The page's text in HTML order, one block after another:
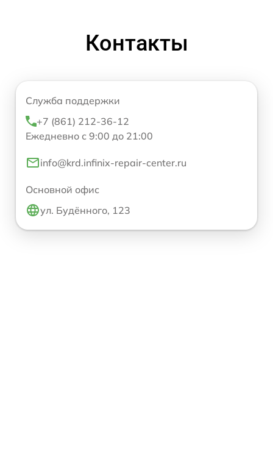
Контакты
Служба поддержки
+7 (861) 212-36-12
Ежедневно с 9:00 до 21:00
info@krd.infinix-repair-center.ru
Основной офис
ул. Будённого, 123